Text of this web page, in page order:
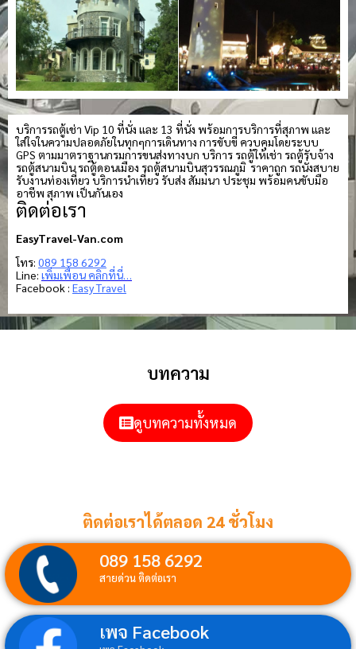
บริการรถตู้เช่า Vip 10 ที่นั่ง และ 13 ที่นั่ง พร้อมการบริการที่สุภาพ และ
ใส่ใจในความปลอดภัยในทุกๆการเดินทาง การขับขี่ ควบคุมโดยระบบ
GPS ตามมาตราฐานกรมการขนส่งทางบก บริการ รถตู้ให้เช่า รถตู้รับจ้าง
รถตู้สนามบิน รถตู้ดอนเมือง รถตู้สนามบินสุวรรณภูมิ ราคาถูก รถนั่งสบาย
รับงานท่องเที่ยว บริการนำเที่ยว รับส่ง สัมมนา ประชุม พร้อมคนขับมือ
อาชีพ สุภาพ เป็นกันเอง
ติดต่อเรา
EasyTravel-Van.com
โทร: 089 158 6292
Line: เพิ่มเพื่อน คลิกที่นี่…
Facebook : Easy Travel
บทความ
ดูบทความทั้งหมด
ติดต่อเราได้ตลอด 24 ชั่วโมง
089 158 6292
สายด่วน ติดต่อเรา
เพจ Facebook